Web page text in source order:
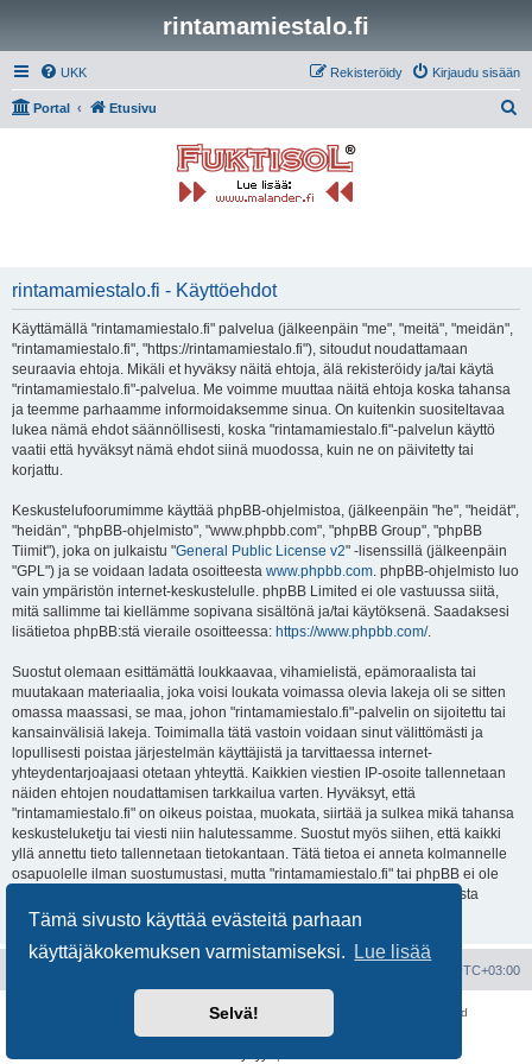
Tämä sivusto käyttää evästeitä parhaan
käyttäjäkokemuksen varmistamiseksi.
Lue lisää
Selvä!
rintamamiestalo.fi
UKK Kirjaudu sisään
Rekisteröidy
Portal Etusivu
rintamamiestalo.fi - Käyttöehdot
Käyttämällä "rintamamiestalo.fi" palvelua (jälkeenpäin "me", "meitä", "meidän",
"rintamamiestalo.fi", "https://rintamamiestalo.fi"), sitoudut noudattamaan
seuraavia ehtoja. Mikäli et hyväksy näitä ehtoja, älä rekisteröidy ja/tai käytä
"rintamamiestalo.fi"-palvelua. Me voimme muuttaa näitä ehtoja koska tahansa
ja teemme parhaamme informoidaksemme sinua. On kuitenkin suositeltavaa
lukea nämä ehdot säännöllisesti, koska "rintamamiestalo.fi"-palvelun käyttö
vaatii että hyväksyt nämä ehdot siinä muodossa, kuin ne on päivitetty tai
korjattu.
Keskustelufoorumimme käyttää phpBB-ohjelmistoa, (jälkeenpäin "he", "heidät",
"heidän", "phpBB-ohjelmisto", "www.phpbb.com", "phpBB Group", "phpBB
Tiimit"), joka on julkaistu "General Public License v2" -lisenssillä (jälkeenpäin
"GPL") ja se voidaan ladata osoitteesta www.phpbb.com. phpBB-ohjelmisto luo
vain ympäristön internet-keskustelulle. phpBB Limited ei ole vastuussa siitä,
mitä sallimme tai kiellämme sopivana sisältönä ja/tai käytöksenä. Saadaksesi
lisätietoa phpBB:stä vieraile osoitteessa: https://www.phpbb.com/.
Suostut olemaan esittämättä loukkaavaa, vihamielistä, epämoraalista tai
muutakaan materiaalia, joka voisi loukata voimassa olevia lakeja oli se sitten
omassa maassasi, se maa, johon "rintamamiestalo.fi"-palvelin on sijoitettu tai
kansainvälisiä lakeja. Toimimalla tätä vastoin voidaan sinut välittömästi ja
lopullisesti poistaa järjestelmän käyttäjistä ja tarvittaessa internet-
yhteydentarjoajaasi otetaan yhteyttä. Kaikkien viestien IP-osoite tallennetaan
näiden ehtojen noudattamisen tarkkailua varten. Hyväksyt, että
"rintamamiestalo.fi" on oikeus poistaa, muokata, siirtää ja sulkea mikä tahansa
keskusteluketju tai viesti niin halutessamme. Suostut myös siihen, että kaikki
yllä annettu tieto tallennetaan tietokantaan. Tätä tietoa ei anneta kolmannelle
osapuolelle ilman suostumustasi, mutta "rintamamiestalo.fi" tai phpBB ei ole
vastuussa mahdollisen tietoturvamurron aiheuttamasta tietojen vuodosta
ulkopuolisille tahoille.
UTC+03:00
Keskustelufoorumin ohjelmistophpBB
® Forum Software © phpBB Limited
Käännös: phpBB Suomi (lurttinen, harritapio, Pettis)